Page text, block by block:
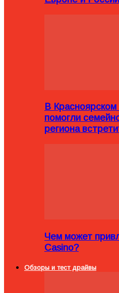
В
помогли
региона
Чем может
Casino?
Обзоры и тест драйвы